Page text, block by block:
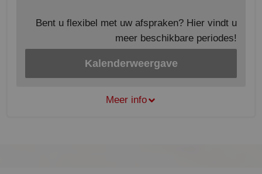
Bent u flexibel met uw afspraken? Hier vindt u
meer beschikbare periodes!
Kalenderweergave
Meer info